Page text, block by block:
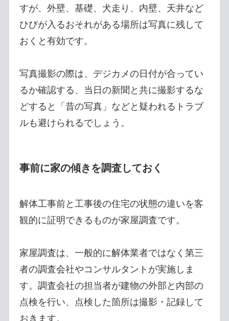
すが、外壁、基礎、犬走り、内壁、天井など
ひびが入るおそれがある場所は写真に残して
おくと有効です。
写真撮影の際は、デジカメの日付が合ってい
るか確認する、当日の新聞と共に撮影するな
どすると「昔の写真」などと疑われるトラブ
ルも避けられるでしょう。
事前に家の傾きを調査しておく
解体工事前と工事後の住宅の状態の違いを客
観的に証明できるものが家屋調査です。
家屋調査は、一般的に解体業者ではなく第三
者の調査会社やコンサルタントが実施しま
す。調査会社の担当者が建物の外部と内部の
点検を行い、点検した箇所は撮影・記録して
おきます。